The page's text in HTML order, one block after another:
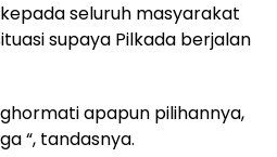
seluruh masyarakat
supaya Pilkada berjalan
apapun pilihannya,
“, tandasnya.